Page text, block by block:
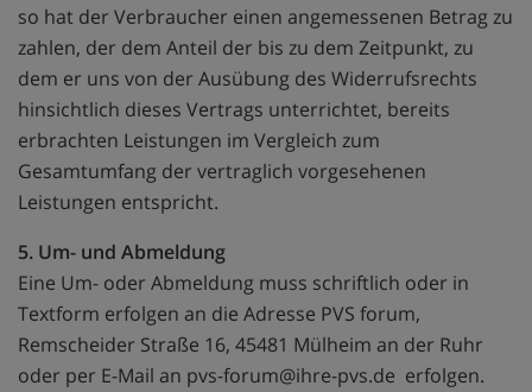
so hat der Verbraucher einen angemessenen Betrag zu
zahlen, der dem Anteil der bis zu dem Zeitpunkt, zu
dem er uns von der Ausübung des Widerrufsrechts
hinsichtlich dieses Vertrags unterrichtet, bereits
erbrachten Leistungen im Vergleich zum
Gesamtumfang der vertraglich vorgesehenen
Leistungen entspricht.
5. Um- und Abmeldung
Eine Um- oder Abmeldung muss schriftlich oder in
Textform erfolgen an die Adresse PVS forum,
Remscheider Straße 16, 45481 Mülheim an der Ruhr
oder per E-Mail an pvs-forum@ihre-pvs.de erfolgen.